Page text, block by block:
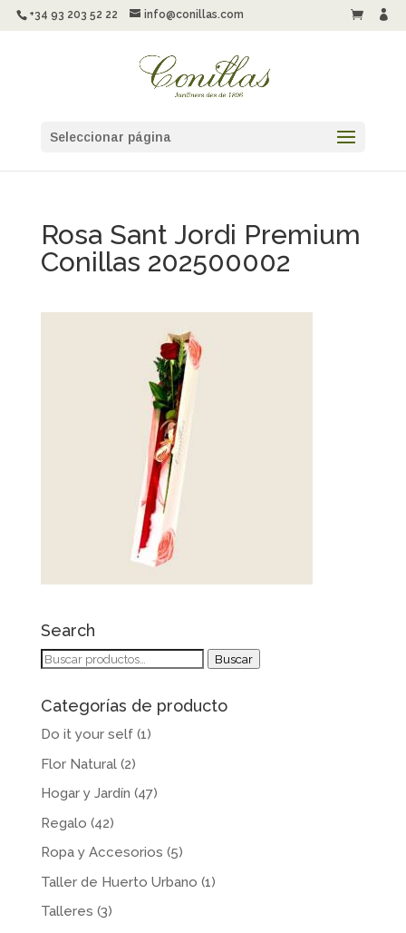
+34 93 203 52 22 info@conillas.com 

Seleccionar página
Rosa Sant Jordi Premium
Conillas 202500002
Search
Buscar
Buscar
Categorías de producto
Do it your self (1)
Flor Natural (2)
Hogar y Jardín (47)
Regalo (42)
Ropa y Accesorios (5)
Taller de Huerto Urbano (1)
Talleres (3)